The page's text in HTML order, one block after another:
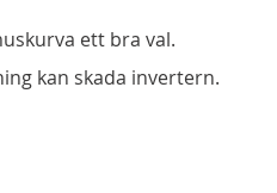
ett bra val.
kan skada invertern.